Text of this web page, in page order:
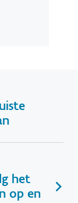
het
op en